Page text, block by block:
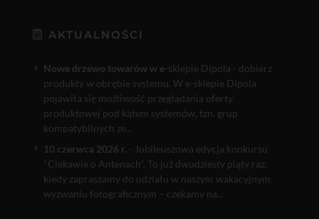
AKTUALNOŚCI
Nowe drzewo towarów w e-sklepie Dipola - dobierz
produkty w obrębie systemu. W e-sklepie Dipola
pojawiła się możliwość przeglądania oferty
produktowej pod kątem systemów, tzn. grup
kompatybilnych ze...
10 czerwca 2026 r. - Jubileuszowa edycja konkursu
"Ciekawie o Antenach". To już dwudziesty piąty raz,
kiedy zapraszamy do udziału w naszym wakacyjnym
wyzwaniu fotograficznym – czekamy na...